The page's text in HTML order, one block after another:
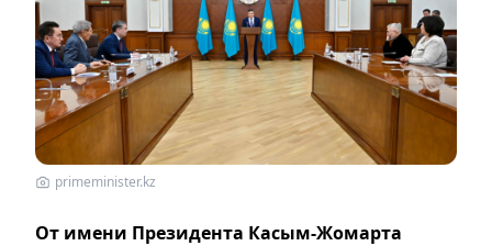
primeminister.kz
От имени Президента Касым-Жомарта